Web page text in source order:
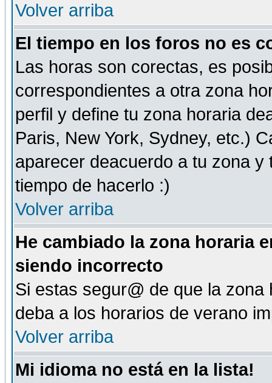
Volver arriba
El tiempo en los foros no es
Las horas son corectas, es
correspondientes a otra zona
perfil y define tu zona horaria
Paris, New York, Sydney, etc.)
aparecer deacuerdo a tu zona
tiempo de hacerlo :)
Volver arriba
He cambiado la zona horaria
siendo incorrecto
Si estas segur@ de que la
deba a los horarios de verano
Volver arriba
Mi idioma no está en la lista!